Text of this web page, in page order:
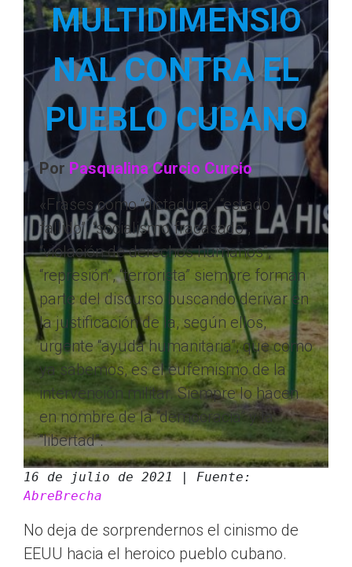
MULTIDIMENSIO
NAL CONTRA EL
PUEBLO CUBANO
Por Pasqualina Curcio Curcio
«Frases como “dictadura”, “estado
fallido”, “socialismo fracasado”,
“violación de derechos humanos”,
“represión”, “terrorista” siempre forman
parte del discurso buscando derivar en
la justificación de la, según ellos,
urgente “ayuda humanitaria”, que como
ya sabemos, es el eufemismo de la
intervención militar. Siempre lo hacen
en nombre de la “democracia” y la
“libertad”.
AbreBrecha
No deja de sorprendernos el cinismo de
EEUU hacia el heroico pueblo cubano.